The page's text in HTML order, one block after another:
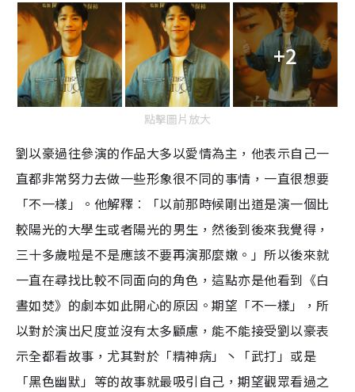
+2
點擊圖片放大
劉以豪過往參演的作品大多以愛情為主，他表示自己一
直都非常努力去做一些形象很不同的事情，一直很想要
「不一樣」。他解釋︰「以前那時候剛出道是演一個比
較陽光的大學生或者陽光的男生，然後到後來我覺得，
三十多歲啦是不是應該不要再演那麼嫩。」所以後來就
一直在尋找比較不同面向的角色，這點亦是他看到《白
晝如焚》的劇本如此開心的原因。期望「不一樣」，所
以對於演出尺度並沒有太多顧慮，能不能接受劉以豪表
示全都看故事，尤其對於「精神病」丶「武打」或是
「黑色幽默」等的故事就最吸引自己，期望觀眾看過之